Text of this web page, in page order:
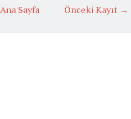
Önceki Kayıt →
Ana Sayfa